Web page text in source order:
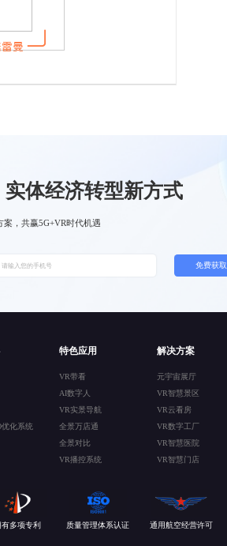
体经济转型新方式
案，共赢5G+VR时代机遇
免费获取
优化系统
特色应用
VR带看
AI数字人
VR实景导航
全景万店通
全景对比
VR播控系统
解决方案
元宇宙展厅
VR智慧景区
VR云看房
VR数字工厂
VR智慧医院
VR智慧门店
有多项专利 质量管理体系认证 通用航空经营许可